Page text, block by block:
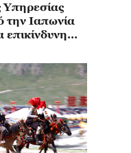
Υπηρεσίας
Ιαπωνία
επικίνδυνη